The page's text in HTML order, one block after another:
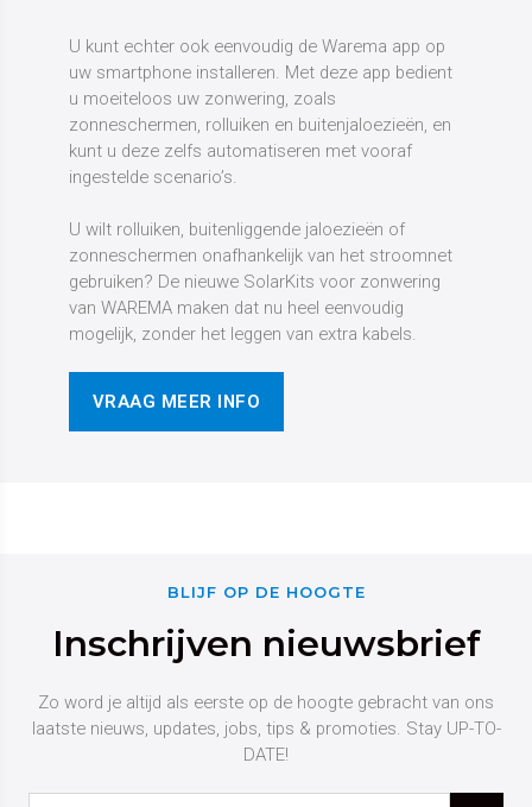
U kunt echter ook eenvoudig de Warema app op
uw smartphone installeren. Met deze app bedient
u moeiteloos uw zonwering, zoals
zonneschermen, rolluiken en buitenjaloezieën, en
kunt u deze zelfs automatiseren met vooraf
ingestelde scenario’s.
U wilt rolluiken, buitenliggende jaloezieën of
zonneschermen onafhankelijk van het stroomnet
gebruiken? De nieuwe SolarKits voor zonwering
van WAREMA maken dat nu heel eenvoudig
mogelijk, zonder het leggen van extra kabels.
VRAAG MEER INFO
BLIJF OP DE HOOGTE
Inschrijven nieuwsbrief
Zo word je altijd als eerste op de hoogte gebracht van ons
laatste nieuws, updates, jobs, tips & promoties. Stay UP-TO-
DATE!